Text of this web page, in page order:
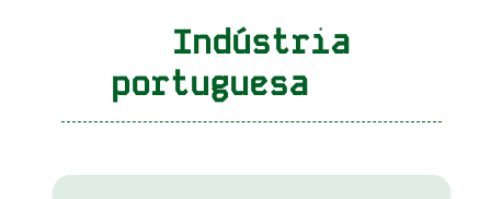
Indústria
portuguesa